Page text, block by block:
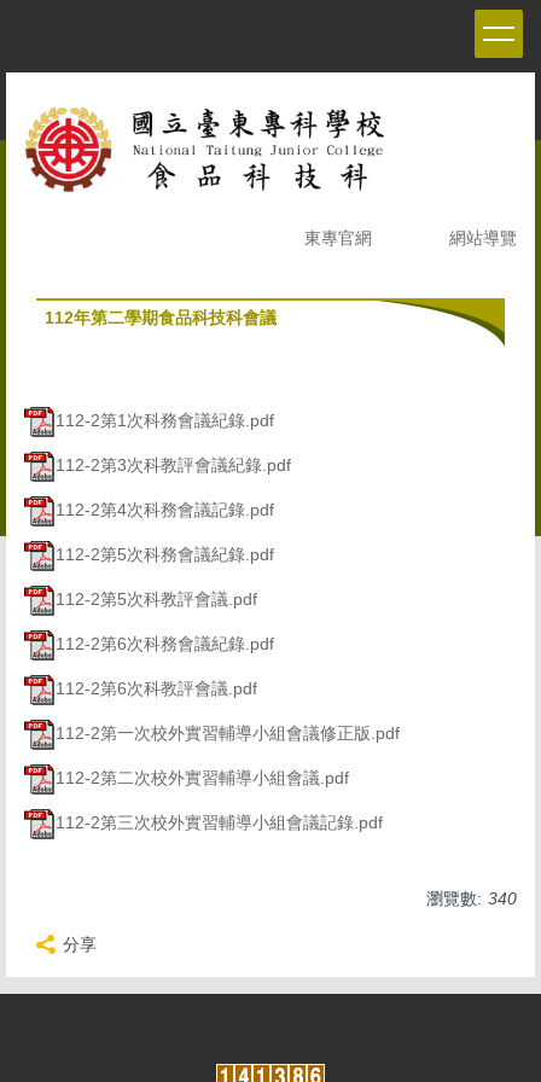
容
東專官網 網站導覽
112年第二學期食品科技科會議
112-2第1次科務會議紀錄.pdf
112-2第3次科教評會議紀錄.pdf
112-2第4次科務會議記錄.pdf
112-2第5次科務會議紀錄.pdf
112-2第5次科教評會議.pdf
112-2第6次科務會議紀錄.pdf
112-2第6次科教評會議.pdf
112-2第一次校外實習輔導小組會議修正版.pdf
112-2第二次校外實習輔導小組會議.pdf
112-2第三次校外實習輔導小組會議記錄.pdf
瀏覽數: 340
分享